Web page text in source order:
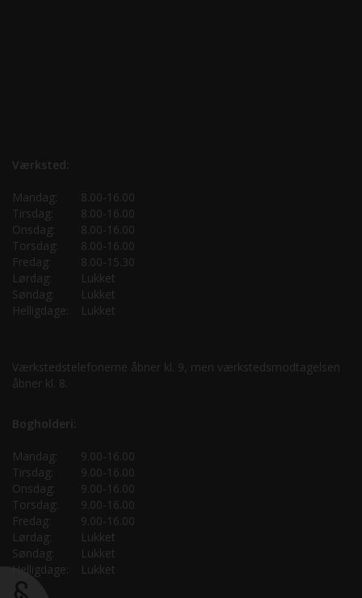
Værksted:
Mandag:
8.00-16.00
Tirsdag:
8.00-16.00
Onsdag:
8.00-16.00
Torsdag:
8.00-16.00
Fredag:
8.00-15.30
Lørdag:
Lukket
Søndag:
Lukket
Helligdage:
Lukket
Værkstedstelefonerne åbner kl. 9, men værkstedsmodtagelsen
åbner kl. 8.
Bogholderi:
Mandag:
9.00-16.00
Tirsdag:
9.00-16.00
Onsdag:
9.00-16.00
Torsdag:
9.00-16.00
Fredag:
9.00-16.00
Lørdag:
Lukket
Søndag:
Lukket
Helligdage:
Lukket